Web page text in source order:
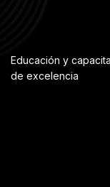
Educación y
de excelencia